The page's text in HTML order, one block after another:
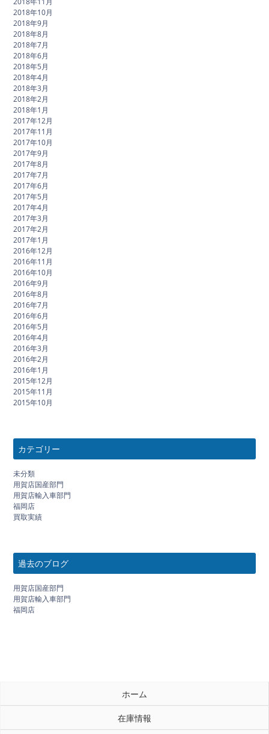
2018年10月
2018年9月
2018年8月
2018年7月
2018年6月
2018年5月
2018年4月
2018年3月
2018年2月
2018年1月
2017年12月
2017年11月
2017年10月
2017年9月
2017年8月
2017年7月
2017年6月
2017年5月
2017年4月
2017年3月
2017年2月
2017年1月
2016年12月
2016年11月
2016年10月
2016年9月
2016年8月
2016年7月
2016年6月
2016年5月
2016年4月
2016年3月
2016年2月
2016年1月
2015年12月
2015年11月
2015年10月
カテゴリー
未分類
用賀店国産部門
用賀店輸入車部門
福岡店
買取実績
過去のブログ
用賀店国産部門
用賀店輸入車部門
福岡店
ホーム
在庫情報